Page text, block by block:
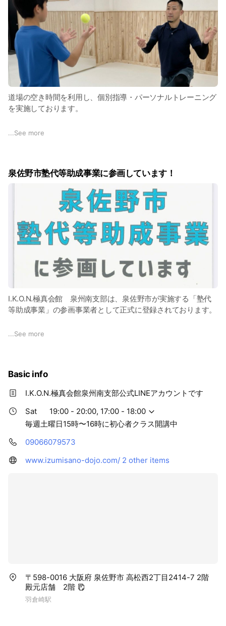
齢層の女性が在籍しています。空手は全身運動であり、特に腰
の回転や蹴り技は、ウエストや下半身のシェイプアップに最適
です。
また、武道を通じた凛とした立ち居振る舞いは、どんな場所で
もあなたを輝かせます。
✅壮年の方へ：いつまでも自分で動ける身体を手に入れる
空手は、ご自身のペースで無理なく始められる生涯スポーツで
す。理論に基づいた体の使い方を学ぶことで、筋力維持はもち
日々の生活に確かな活力と自信をもたらします。
「軽めの稽古」を中心としたクラスです。お子様から大人まで
一緒に、基本から丁寧に練習します。
また、「自分のペースでゆっくり復習したい」という中級・上
級者の方の参加も大歓迎です。和やかな雰囲気の中で、心身と
もにリフレッシュしましょう！
道場の空き時間を利用し、個別指導・パーソナルトレーニング
を実施しております。
▶ 料金：1時間 3,000円〜(内容によります)
・組手強化
・試合対策
・フィジカルトレーニング
・体力向上／ダイエット目的も可
一人ひとりの目的・レベルに合わせて丁寧に指導いたします。
ご希望の方はお気軽にご相談ください。
...See more
泉佐野市塾代等助成事業に参画しています！
I.K.O.N.極真会館 泉州南支部は、泉佐野市が実施する「塾代
等助成事業」の参画事業者として正式に登録されております。
「空手を習わせてあげたいけれど、月謝が少し心配…」
●塾代等助成事業とは？
泉佐野市が子育て世帯の経済的負担を軽減し、子どもたちの個
性や才能を伸ばす機会を支援するための制度です。対象となる
ご家庭は、月々の月謝等に助成を受けることができます。武道
う「あきらめない心」は、勉強や将来の生活においても大きな
力となります。
助成事業の詳しい対象条件や申請方法については、以下の窓口
へお問い合わせください。
...See more
Basic info
I.K.O.N.極真会館泉州南支部公式LINEアカウントです
Sat
19:00 - 20:00, 17:00 - 18:00
毎週土曜日15時〜16時に初心者クラス開講中
09066079573
www.izumisano-dojo.com/ 2 other items
〒598-0016 大阪府 泉佐野市 高松西2丁目2414-7 2階
殿元店舗 2階
羽倉崎駅